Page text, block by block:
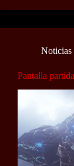
Noticias
Pantalla